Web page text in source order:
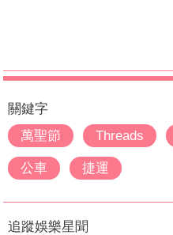
關鍵字
萬聖節
Threads
公車 捷運
追蹤娛樂星聞